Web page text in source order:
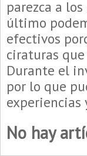
parezca a
último
efectivos
ciraturas
Durante el
por lo que
experiencias
No hay